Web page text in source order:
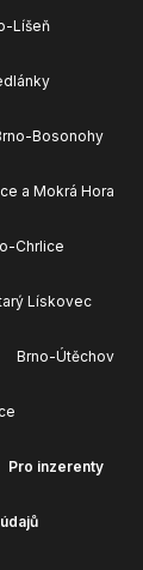
Líšeň
Bosonohy
a Mokrá Hora
Chrlice
Lískovec
Brno-Útěchov
Pro inzerenty